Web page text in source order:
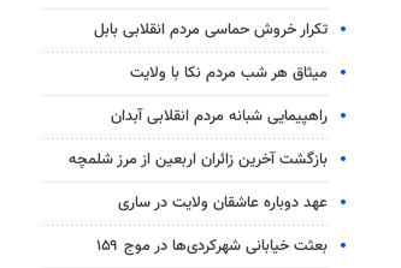
تکرار خروش حماسی مردم انقلابی بابل
میثاق هر شب مردم نکا با ولایت
راهپیمایی شبانه مردم انقلابی آبدان
بازگشت آخرین زائران اربعین از مرز شلمچه
عهد دوباره عاشقان ولایت در ساری
بعثت خیابانی شهرکردی‌ها در موج ۱۵۹